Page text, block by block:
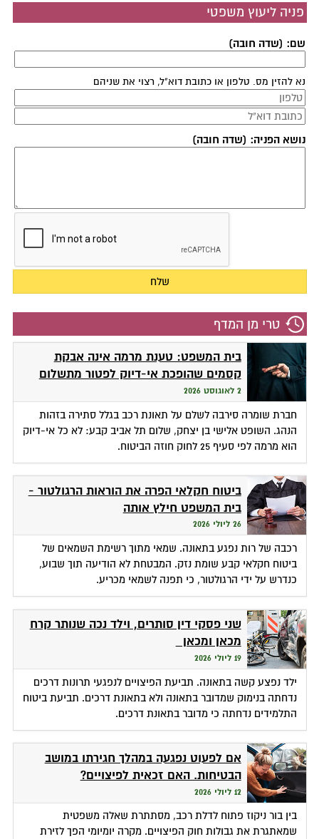
פניה ליעוץ משפטי
שם: (שדה חובה)
נא להזין מס. טלפון או כתובת דוא"ל, רצוי את שניהם
נושא הפניה: (שדה חובה)
טרי מן המדף
בית המשפט: טענת מרמה אינה אבקת
קסמים שהופכת אי-דיוק לפטור מתשלום
2 לאוגוסט 2026
חברת שומרה סירבה לשלם על תאונת רכב בגלל סתירה בזהות
הנהג. השופט אלישי בן יצחק, שלום תל אביב קבע: לא כל אי-דיוק
הוא מרמה לפי סעיף 25 לחוק חוזה הביטוח.
ביטוח חקלאי הפרה את הוראות הרגולטור -
בית המשפט חילץ אותה
26 ליולי 2026
רכבה של רות נפגע בתאונה. שמאי מתוך רשימת השמאים של
ביטוח חקלאי קבע שומת נזק. המבטחת לא הודיעה תוך שבוע,
כנדרש על ידי הרגולטור, כי תפנה לשמאי מכריע.
שני פסקי דין סותרים, וילד נכה שנותר קרח
מכאן ומכאן
19 ליולי 2026
ילד נפצע קשה בתאונה. תביעת הפיצויים לנפגעי תרונות דרכים
נדחתה בנימוק שמדובר בתאונה ולא בתאונת דרכים. תביעת ביטוח
התלמידים נדחתה כי מדובר בתאונת דרכים.
אם לפעוט נפגעה במהלך חגירתו במושב
הבטיחות. האם זכאית לפיצויים?
12 ליולי 2026
בין בור ניקוז פתוח לדלת רכב, מסתתרת שאלה משפטית
שמאתגרת את גבולות חוק הפיצויים. מקרה יומיומי הפך לזירת